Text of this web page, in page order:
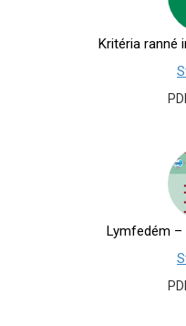
Kritéria ranné
Lymfedém –